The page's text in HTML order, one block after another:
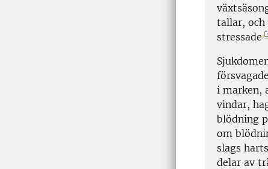
tallar, och
stressade
i marken,
vindar,
blödning
om
slags
delar av